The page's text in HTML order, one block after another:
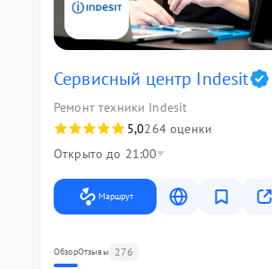
Сервисный центр Indesit
Ремонт техники Indesit
5,0264 оценки
Открыто до 21:00
Маршрут
ОбзорОтзывы 276